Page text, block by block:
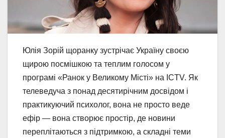
Юлія Зорій щоранку зустрічає Україну своєю
щирою посмішкою та теплим голосом у
програмі «Ранок у Великому Місті» на ICTV. Як
телеведуча з понад десятирічним досвідом і
практикуючий психолог, вона не просто веде
ефір — вона створює простір, де новини
переплітаються з підтримкою, а складні теми